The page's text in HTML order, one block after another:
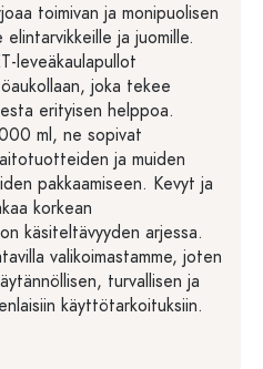
toimivan ja monipuolisen
ja juomille.
leveäkaulapullot
joka tekee
erityisen helppoa.
ml, ne sopivat
ja muiden
pakkaamiseen. Kevyt ja
korkean
käsiteltävyyden arjessa.
valikoimastamme, joten
turvallisen ja
käyttötarkoituksiin.